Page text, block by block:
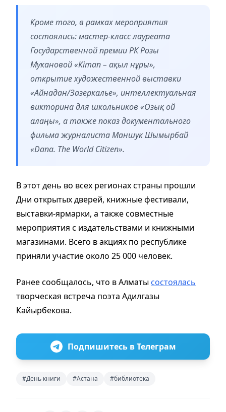
Кроме того, в рамках мероприятия
состоялись: мастер-класс лауреата
Государственной премии РК Розы
Мукановой «Кітап – ақыл нұры»,
открытие художественной выставки
«Айнадан/Зазеркалье», интеллектуальная
викторина для школьников «Озық ой
алаңы», а также показ документального
фильма журналиста Маншук Шымырбай
«Dana. The World Citizen».
В этот день во всех регионах страны прошли
Дни открытых дверей, книжные фестивали,
выставки-ярмарки, а также совместные
мероприятия с издательствами и книжными
магазинами. Всего в акциях по республике
приняли участие около 25 000 человек.
Ранее сообщалось, что в Алматы состоялась
творческая встреча поэта Адилгазы
Кайырбекова.
Подпишитесь в Телеграм
#День книги #Астана #библиотека